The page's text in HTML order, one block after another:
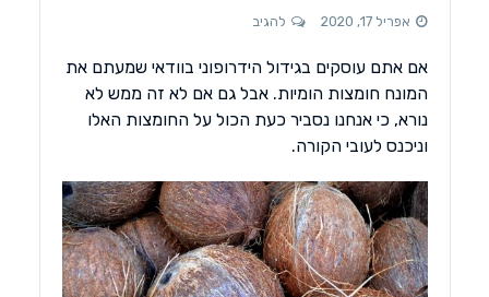
אפריל 17, 2020 להגיב
אם אתם עוסקים בגידול הידרופוני בוודאי שמעתם את
המונח חומצות הומיות. אבל גם אם לא זה ממש לא
נורא, כי אנחנו נסביר כעת הכול על החומצות האלו
וניכנס לעובי הקורה.